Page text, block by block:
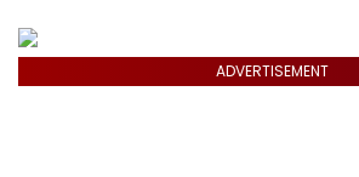
ADVERTISEMENT